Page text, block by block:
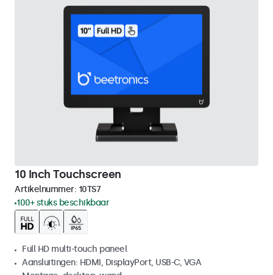
10 Inch Touchscreen
Artikelnummer: 10TS7
100+ stuks beschikbaar
Full HD multi-touch paneel
Aansluitingen: HDMI, DisplayPort, USB-C, VGA